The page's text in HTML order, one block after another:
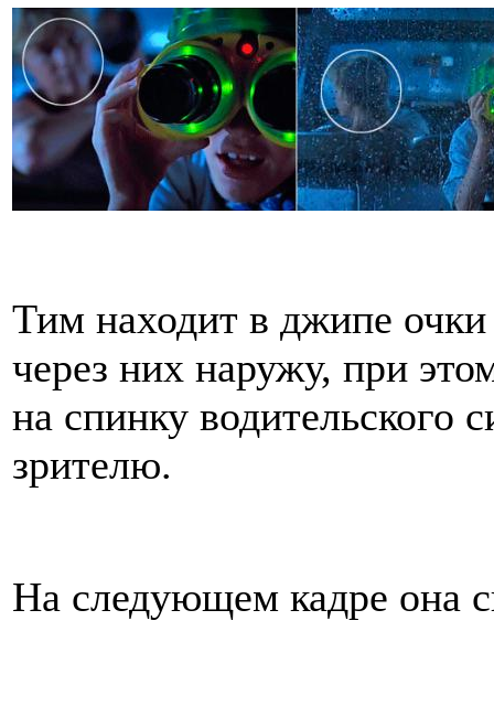
Тим находит в джипе
через них наружу, при
на спинку водительского
зрителю.
На следующем кадре она